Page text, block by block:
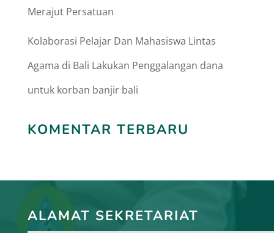
Merajut Persatuan
Kolaborasi Pelajar Dan Mahasiswa Lintas
Agama di Bali Lakukan Penggalangan dana
untuk korban banjir bali
KOMENTAR TERBARU
ALAMAT SEKRETARIAT